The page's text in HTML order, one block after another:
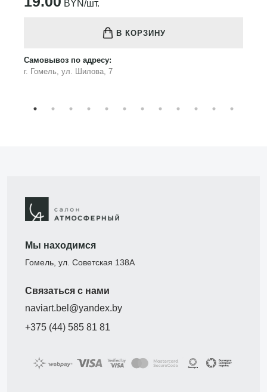
BYN/шт.
В КОРЗИНУ
Самовывоз по адресу:
г. Гомель, ул. Шилова, 7
Мы находимся
Гомель, ул. Советская 138А
Связаться с нами
naviart.bel@yandex.by
+375 (44) 585 81 81